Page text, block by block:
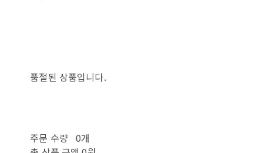
품절된 상품입니다.
주문 수량 0개